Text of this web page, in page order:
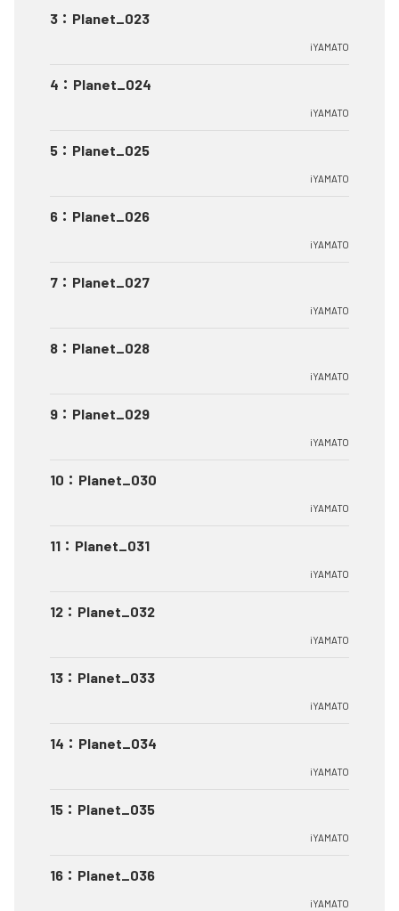
3 ： Planet_023
iYAMATO
4 ： Planet_024
iYAMATO
5 ： Planet_025
iYAMATO
6 ： Planet_026
iYAMATO
7 ： Planet_027
iYAMATO
8 ： Planet_028
iYAMATO
9 ： Planet_029
iYAMATO
10 ： Planet_030
iYAMATO
11 ： Planet_031
iYAMATO
12 ： Planet_032
iYAMATO
13 ： Planet_033
iYAMATO
14 ： Planet_034
iYAMATO
15 ： Planet_035
iYAMATO
16 ： Planet_036
iYAMATO